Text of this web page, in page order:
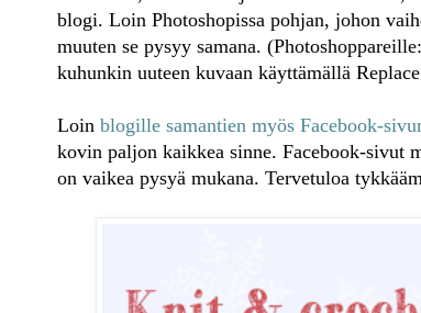
blogi. Loin Photoshopissa pohjan, johon
muuten se pysyy samana.
kuhunkin uuteen kuvaan käyttämällä
Loin blogille samantien myös Facebook-
kovin paljon kaikkea sinne. Facebook-sivut
on vaikea pysyä mukana. Tervetuloa